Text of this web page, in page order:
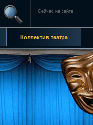
Сейчас на сайте
Коллектив театра